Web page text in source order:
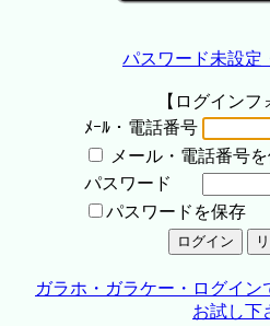
パスワード未設定
【ログインフ
ﾒｰﾙ・電話番号
メール・電話番号
パスワード
パスワードを保存
ガラホ・ガラケー・ログイン
お試し下